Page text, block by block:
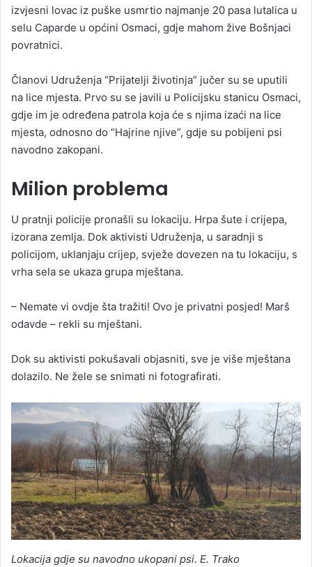
izvjesni lovac iz puške usmrtio najmanje 20 pasa lutalica u
selu Caparde u općini Osmaci, gdje mahom žive Bošnjaci
povratnici.
Članovi Udruženja “Prijatelji životinja” jučer su se uputili
na lice mjesta. Prvo su se javili u Policijsku stanicu Osmaci,
gdje im je određena patrola koja će s njima izaći na lice
mjesta, odnosno do “Hajrine njive”, gdje su pobijeni psi
navodno zakopani.
Milion problema
U pratnji policije pronašli su lokaciju. Hrpa šute i crijepa,
izorana zemlja. Dok aktivisti Udruženja, u saradnji s
policijom, uklanjaju crijep, svježe dovezen na tu lokaciju, s
vrha sela se ukaza grupa mještana.
– Nemate vi ovdje šta tražiti! Ovo je privatni posjed! Marš
odavde – rekli su mještani.
Dok su aktivisti pokušavali objasniti, sve je više mještana
dolazilo. Ne žele se snimati ni fotografirati.
Lokacija gdje su navodno ukopani psi. E. Trako